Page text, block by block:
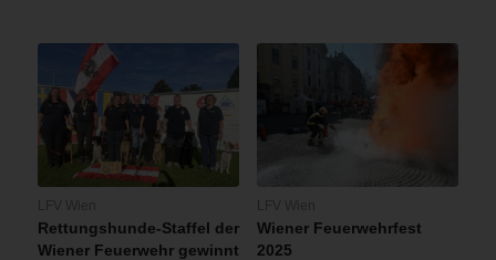
Rettungshunde-Staffel der
Wiener Feuerwehr gewinnt
Wiener Feuerwehrfest
2025